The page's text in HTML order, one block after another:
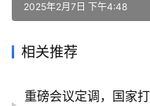
2025年2月7日 下午4:48
相关推荐
重磅会议定调，国家